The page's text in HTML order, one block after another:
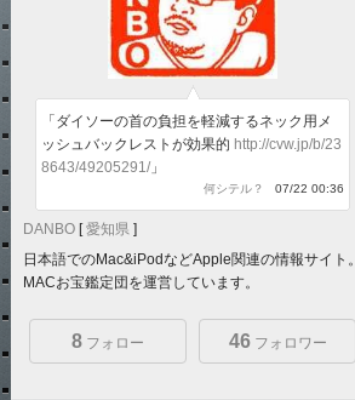
「ダイソーの首の負担を軽減するネック用メ
ッシュバックレストが効果的 http://cvw.jp/b/23
8643/49205291/」
何シテル？ 07/22 00:36
DANBO [愛知県 ]
日本語でのMac&iPodなどApple関連の情報サイト。
MACお宝鑑定団を運営しています。
8 フォロー 46フォロワー